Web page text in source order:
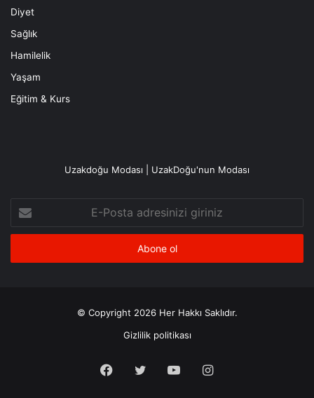
Diyet
Sağlık
Hamilelik
Yaşam
Eğitim & Kurs
Uzakdoğu Modası | UzakDoğu'nun Modası
Posta
adresinizi
© Copyright 2026 Her Hakkı Saklıdır.
Gizlilik politikası
Facebook
X YouTubeInstagram